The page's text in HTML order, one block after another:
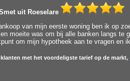
uit Roeselare
van mijn eerste woning ben ik op
moeite was om bij alle banken langs te
om mijn hypotheek aan te vragen en
met het voordeligste tarief op de markt,